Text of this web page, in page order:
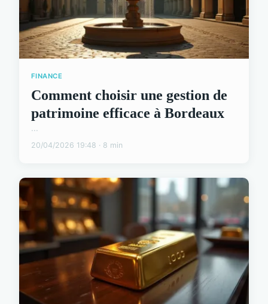
FINANCE
Comment choisir une gestion de
patrimoine efficace à Bordeaux
...
20/04/2026 19:48 · 8 min